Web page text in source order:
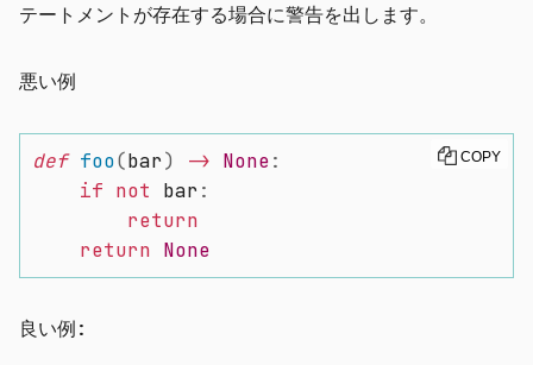
テートメントが存在する場合に警告を出します。
悪い例
def foo(bar) -> None:
if not bar :
return
return None
COPY
良い例: